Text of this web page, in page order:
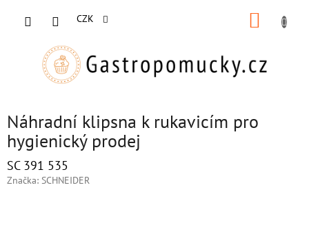
CZK
Náhradní klipsna k rukavicím pro
hygienický prodej
SC 391 535
Značka: SCHNEIDER